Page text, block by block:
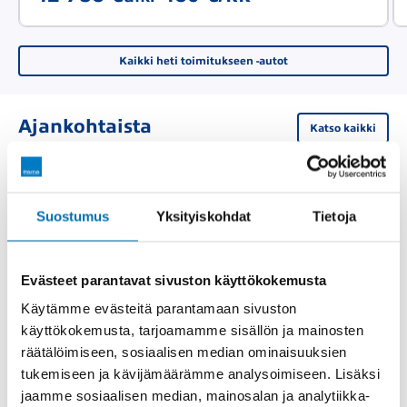
Suostumus Yksityiskohdat Tietoja
Evästeet parantavat sivuston käyttökokemusta
Käytämme evästeitä parantamaan sivuston
käyttökokemusta, tarjoamamme sisällön ja mainosten
räätälöimiseen, sosiaalisen median ominaisuuksien
tukemiseen ja kävijämäärämme analysoimiseen. Lisäksi
jaamme sosiaalisen median, mainosalan ja analytiikka-
Kaikki heti toimitukseen -autot
Ajankohtaista Katso kaikki